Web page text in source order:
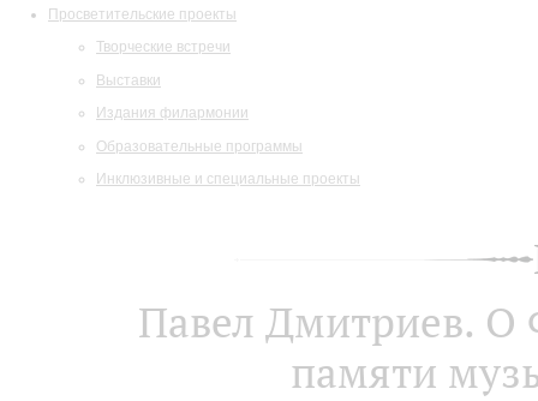
Просветительские проекты
Творческие встречи
Выставки
Издания филармонии
Образовательные программы
Инклюзивные и специальные проекты
Павел Дмитриев. О
памяти